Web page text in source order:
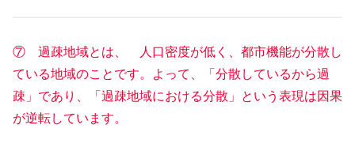
⑦ 過疎地域とは、 人口密度が低く、都市機能が分散し
ている地域のことです。よって、「分散しているから過
疎」であり、「過疎地域における分散」という表現は因果
が逆転しています。